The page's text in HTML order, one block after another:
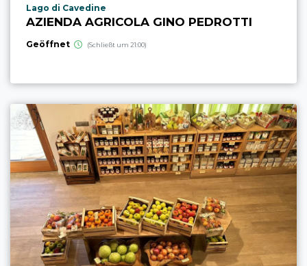
aria.poi_location_prefix
Lago di Cavedine
AZIENDA AGRICOLA GINO PEDROTTI
Geöffnet (Schließt um 21:00)